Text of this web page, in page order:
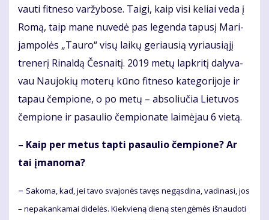
vau­ti fit­ne­so var­žy­bo­se. Tai­gi, kaip vi­si ke­liai ve­da į
Ro­mą, taip ma­ne nu­ve­dė pas le­gen­da ta­pu­sį Ma­ri­
jam­po­lės „Tau­ro“ vi­sų lai­kų ge­riau­sią vy­riau­si­ą­jį
tre­ne­rį Ri­nal­dą Čes­nai­tį. 2019 me­tų lap­kri­tį da­ly­va­
vau Nau­jo­kių mo­te­rų kū­no fit­ne­so ka­te­go­ri­jo­je ir
ta­pau čem­pio­ne, o po me­tų – ab­so­liu­čia Lie­tu­vos
čem­pio­ne ir pa­sau­lio čem­pio­na­te lai­mė­jau 6 vie­tą.
– Kaip per me­tus tap­ti pa­sau­lio čem­pio­ne? Ar
tai įma­no­ma?
– Sa­ko­ma, kad, jei ta­vo sva­jo­nės ta­vęs ne­gąs­di­na, va­di­na­si, jos
– ne­pa­kan­ka­mai di­de­lės. Kiek­vie­ną die­ną sten­gė­mės iš­nau­do­ti